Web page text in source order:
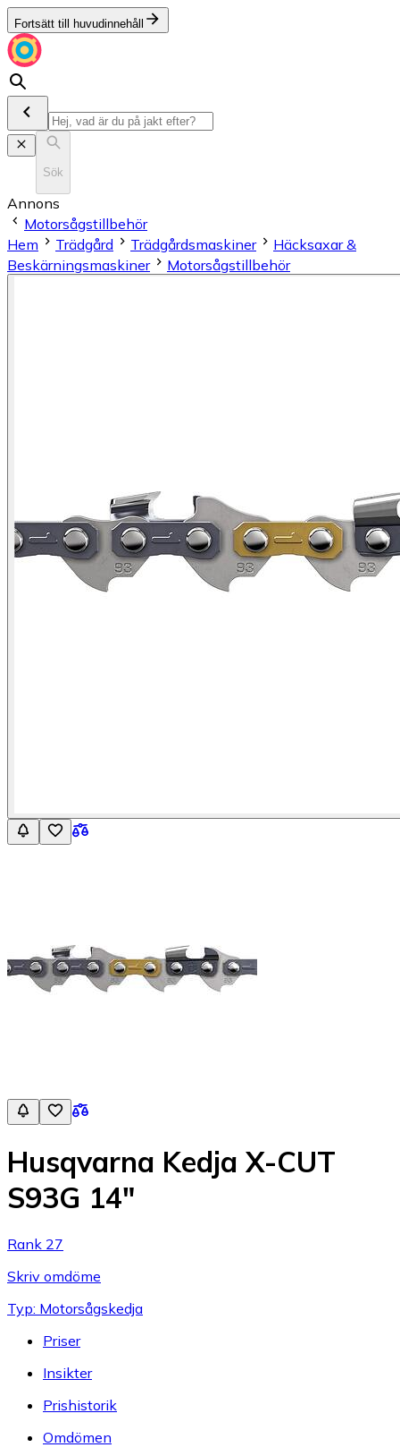
Fortsätt till huvudinnehåll
Sök
Annons
Motorsågstillbehör
Hem
Trädgård Trädgårdsmaskiner
Häcksaxar &
Beskärningsmaskiner
Motorsågstillbehör
Husqvarna Kedja X-CUT
S93G 14"
Rank 27
Skriv omdöme
Typ: Motorsågskedja
Priser
Insikter
Prishistorik
Omdömen